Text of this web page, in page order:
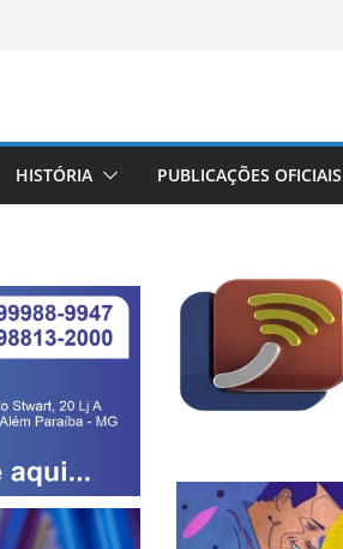
HISTÓRIA PUBLICAÇÕES OFICIAIS